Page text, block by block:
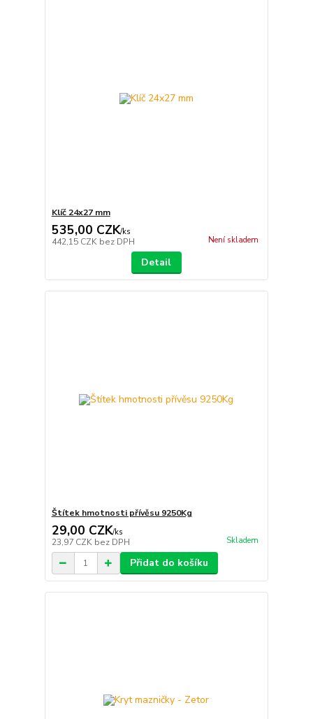
Klíč 24x27 mm
535,00 CZK/ks
442,15 CZK bez DPH Není skladem
Detail
Štítek hmotnosti přívěsu 9250Kg
29,00 CZK/ks
23,97 CZK bez DPH Skladem
Přidat do košíku